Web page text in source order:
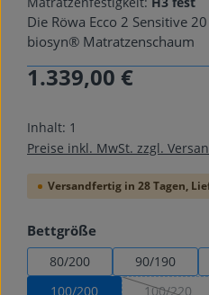
Die Röwa Ecco 2 Sensitive
biosyn® Matratzenschaum
Regulärer Preis:
1.339,00 €
Inhalt: 1
Preise inkl. MwSt. zzgl.
Versandfertig in 28 Tagen,
Bettgröße
80/200 90/190
100/200 100/220